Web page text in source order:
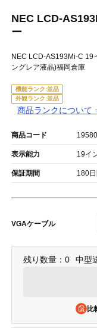
NEC LCD-
ー
NEC LCD-AS193Mi-C 19
ングレア液晶)福岡倉庫
機能ランク:並品
外観ランク:並品
商品ランクについて
商品コード
表示能力 19イ
保証期間 180
VGAケーブル
残り数量：0 中型
比